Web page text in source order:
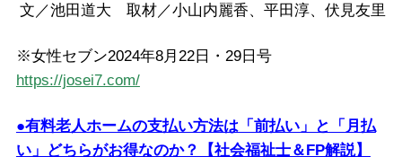
文／池田道大 取材／小山内麗香、平田淳、伏見友里
※女性セブン2024年8月22日・29日号
https://josei7.com/
●有料老人ホームの支払い方法は「前払い」と「月払
い」どちらがお得なのか？【社会福祉士＆FP解説】